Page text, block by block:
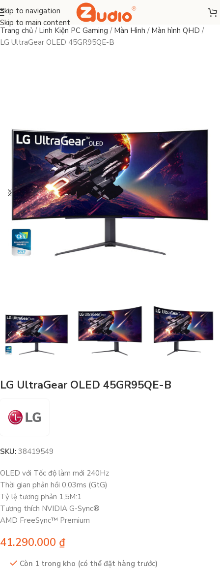
Skip to navigation
Skip to main content
Trang chủ / Linh Kiện PC Gaming / Màn Hình / Màn hình QHD /
LG UltraGear OLED 45GR95QE-B
LG UltraGear OLED 45GR95QE-B
SKU: 38419549
OLED với Tốc độ làm mới 240Hz
Thời gian phản hồi 0,03ms (GtG)
Tỷ lệ tương phản 1,5M:1
Tương thích NVIDIA G-Sync®
AMD FreeSync™ Premium
41.290.000 ₫
Còn 1 trong kho (có thể đặt hàng trước)